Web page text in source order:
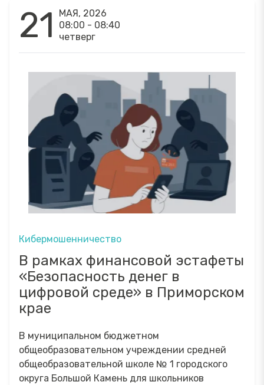
21
МАЯ, 2026
08:00 - 08:40
четверг
Кибермошенничество
В рамках финансовой эстафеты
«Безопасность денег в
цифровой среде» в Приморском
крае
В муниципальном бюджетном
общеобразовательном учреждении средней
общеобразовательной школе № 1 городского
округа Большой Камень для школьников